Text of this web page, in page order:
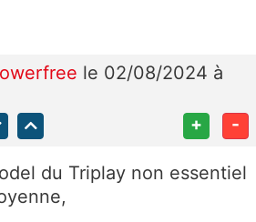
le 02/08/2024 à
+ -
du Triplay non essentiel